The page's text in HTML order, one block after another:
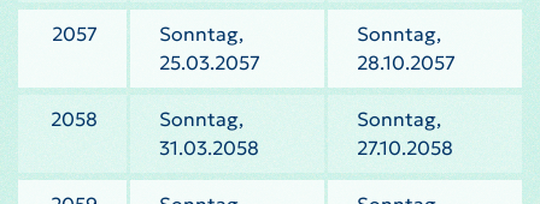
2057
Sonntag,
25.03.2057
Sonntag,
28.10.2057
2058
Sonntag,
31.03.2058
Sonntag,
27.10.2058